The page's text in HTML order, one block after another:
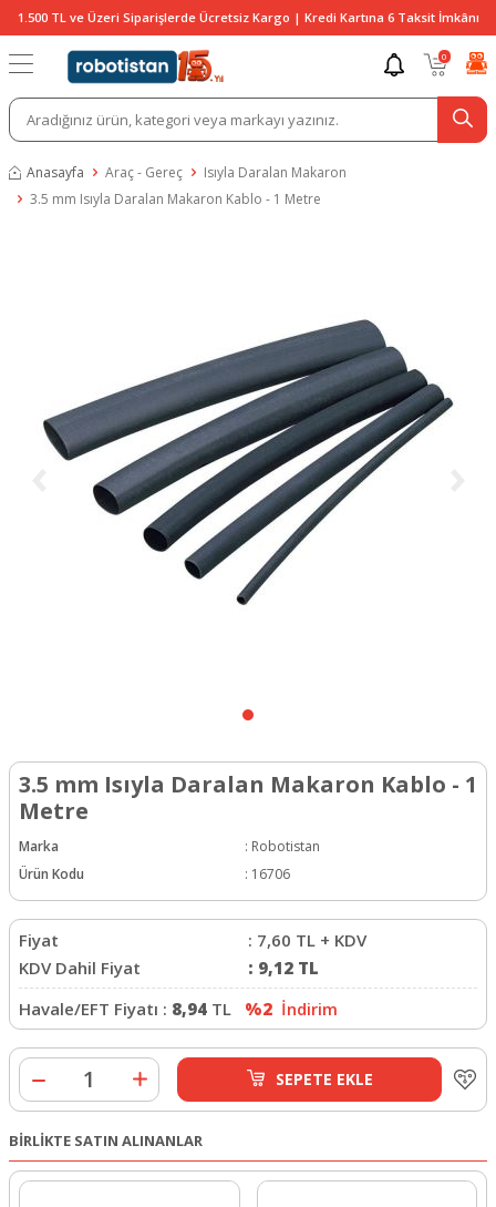
1.500 TL ve Üzeri Siparişlerde Ücretsiz Kargo | Kredi Kartına 6 Taksit İmkânı
0
Anasayfa Araç - Gereç
Isıyla Daralan Makaron
3.5 mm Isıyla Daralan Makaron Kablo - 1 Metre
3.5 mm Isıyla Daralan Makaron Kablo - 1
Metre
Marka : Robotistan
Ürün Kodu
: 16706
Fiyat : 7,60 TL + KDV
KDV Dahil Fiyat
: 9,12 TL
Havale/EFT Fiyatı : 8,94 TL %2 İndirim
SEPETE EKLE
BİRLİKTE SATIN ALINANLAR